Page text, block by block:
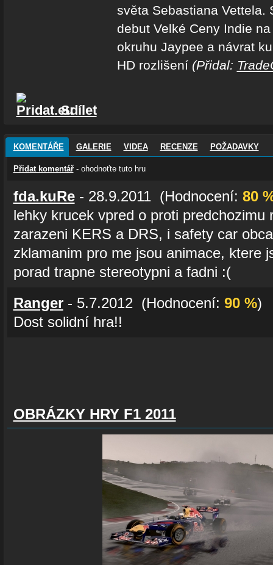
světa Sebastiana Vettela.
debut Velké Ceny Indie
okruhu Jaypee a návrat
HD rozlišení(Přidal:
Sdílet
KOMENTÁŘE GALERIE VIDEA RECENZE POŽADAVKY
Přidat komentář- ohodnoťte tuto hru
fda.kuRe- 28.9.2011 (Hodnocení: 80
lehky krucek vpred o proti predchozimu
zarazeni KERS a DRS, i safety car
zklamanim pro me jsou animace, ktere
porad trapne stereotypni a fadni :(
Ranger- 5.7.2012 (Hodnocení: 90 %)
Dost solidní hra!!
OBRÁZKY HRY F1 2011